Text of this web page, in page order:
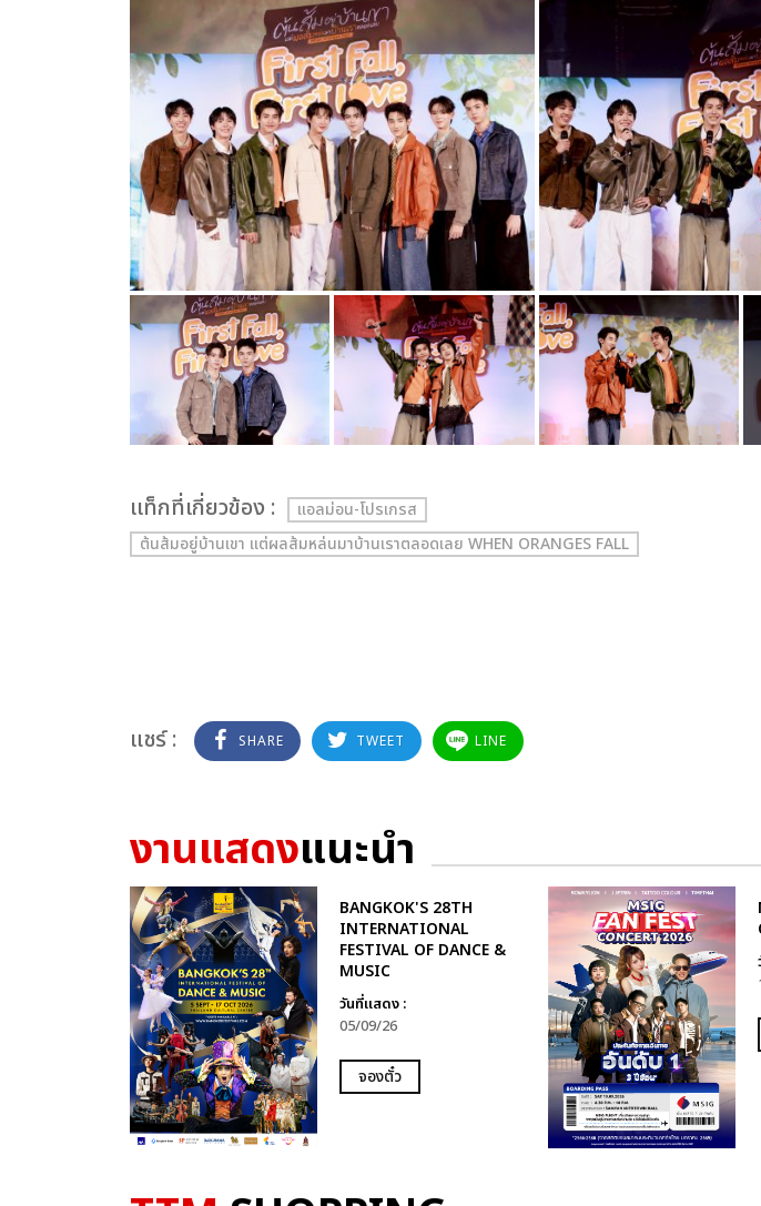
เเท็กที่เกี่ยวข้อง :
แอลม่อน-โปรเกรส
ต้นส้มอยู่บ้านเขา แต่ผลส้มหล่นมาบ้านเราตลอดเลย WHEN ORANGES FALL
แชร์ : SHARE TWEET LINE
งานแสดงแนะนำ
BANGKOK'S 28TH
INTERNATIONAL
FESTIVAL OF DANCE &
MUSIC
วันที่แสดง :
05/09/26
จองตั๋ว